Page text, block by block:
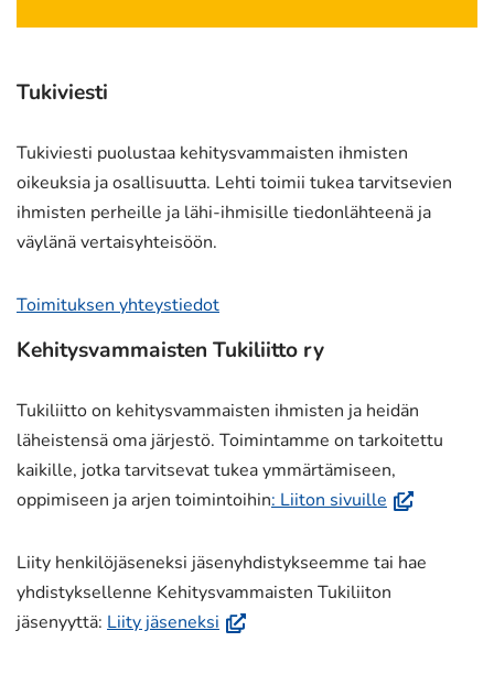
Tukiviesti
Tukiviesti puolustaa kehitysvammaisten ihmisten
oikeuksia ja osallisuutta. Lehti toimii tukea tarvitsevien
ihmisten perheille ja lähi-ihmisille tiedonlähteenä ja
väylänä vertaisyhteisöön.
Toimituksen yhteystiedot
Kehitysvammaisten Tukiliitto ry
Tukiliitto on kehitysvammaisten ihmisten ja heidän
läheistensä oma järjestö. Toimintamme on tarkoitettu
kaikille, jotka tarvitsevat tukea ymmärtämiseen,
oppimiseen ja arjen toimintoihin: Liiton sivuille (avautuu
ikkunaan,
siirryt
Liity henkilöjäseneksi jäsenyhdistykseemme tai hae
yhdistyksellenne Kehitysvammaisten Tukiliiton
jäsenyyttä: Liity jäseneksi (avautuu